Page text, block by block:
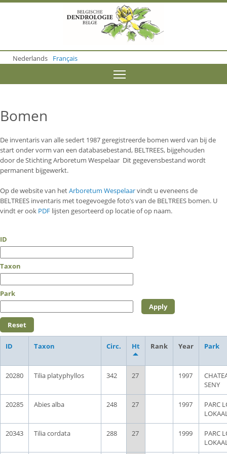
o
m
n
n
t
Nederlands Français
Bomen
De inventaris van alle sedert 1987 geregistreerde bomen werd van bij de
start onder vorm van een databasebestand, BELTREES, bijgehouden
door de Stichting Arboretum Wespelaar Dit gegevensbestand wordt
permanent bijgewerkt.
Op de website van hetArboretum Wespelaarvindt u eveneens de
BELTREES inventaris met toegevoegde foto’s van de BELTREES bomen. U
vindt er ook PDF lijsten gesorteerd op locatie of op naam.
ID
Taxon
Park
ID Taxon Circ. Ht Rank Year Park
20280 Tilia platyphyllos 342 27 1997
SENY
20285 Abies alba 248 27 1997
PARC
20343 Tilia cordata 288 27 1999
PARC